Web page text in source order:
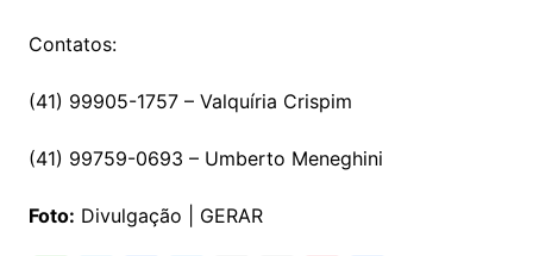
Contatos:
(41) 99905-1757 – Valquíria Crispim
(41) 99759-0693 – Umberto Meneghini
Foto: Divulgação | GERAR